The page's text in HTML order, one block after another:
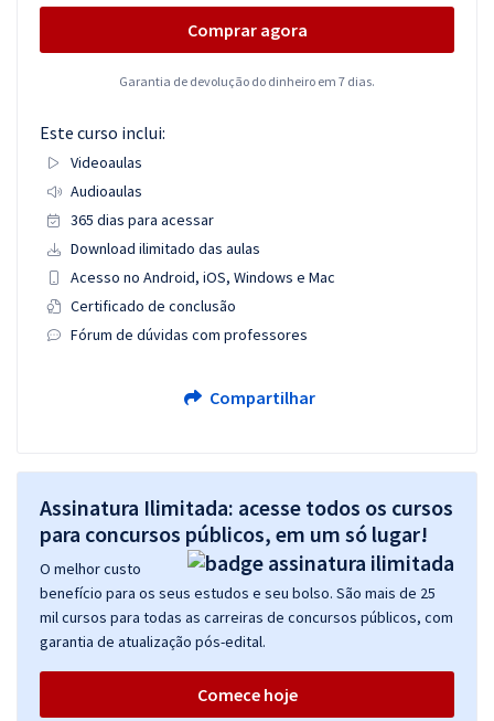
Comprar agora
Garantia de devolução do dinheiro em 7 dias.
Este curso inclui:
Videoaulas
Audioaulas
365 dias para acessar
Download ilimitado das aulas
Acesso no Android, iOS, Windows e Mac
Certificado de conclusão
Fórum de dúvidas com professores
Compartilhar
Assinatura Ilimitada: acesse todos os cursos
para concursos públicos, em um só lugar!
O melhor custo
benefício para os seus estudos e seu bolso. São mais de 25
mil cursos para todas as carreiras de concursos públicos, com
garantia de atualização pós-edital.
Comece hoje